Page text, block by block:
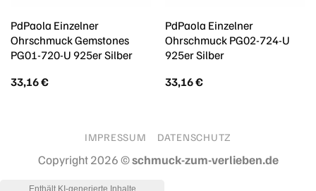
PdPaola Einzelner
Ohrschmuck Gemstones
PG01-720-U 925er Silber
33,16€
PdPaola Einzelner
Ohrschmuck PG02-724-U
925er Silber
33,16€
IMPRESSUM DATENSCHUTZ
Copyright 2026 ©schmuck-zum-verlieben.de